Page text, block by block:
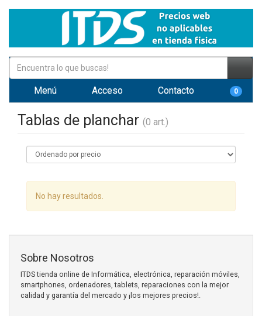
Menú Acceso Contacto 0
Tablas de planchar (0 art.)
No hay resultados.
Sobre Nosotros
ITDS tienda online de Informática, electrónica, reparación móviles,
smartphones, ordenadores, tablets, reparaciones con la mejor
calidad y garantía del mercado y ¡los mejores precios!.